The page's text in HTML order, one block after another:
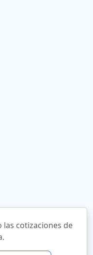
las cotizaciones de